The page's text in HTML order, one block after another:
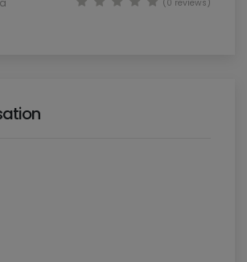
(0 reviews)